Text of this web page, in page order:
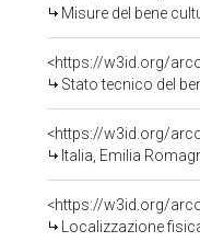
Misure del bene
<https://w3id.org/
Stato tecnico del
<https://w3id.org/
Italia, Emilia
<https://w3id.org/
Localizzazione